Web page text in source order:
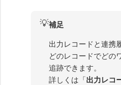
💡補足
出力レコードと連携
どのレコードでどの
追跡できます。
詳しくは「出力レコ